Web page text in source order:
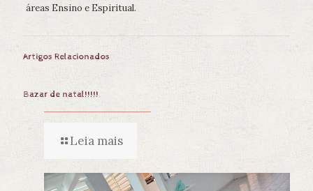
áreas Ensino e Espiritual.
Artigos Relacionados
Bazar de natal!!!!!
Leia mais